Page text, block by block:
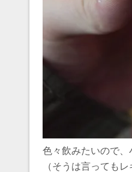
色々飲みたいので、
（そうは言っても